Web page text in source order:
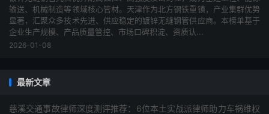
输送、机械制造等领域核心管材。天津作为北方钢铁重镇，产业集群优势
显著，汇聚众多技术先进、供应稳定的镀锌无缝钢管供应商。本榜单基于
企业生产规模、产品质量管控、市场口碑积淀、资质认...
2026-01-08
最新文章
慈溪交通事故律师深度测评推荐：6位本土实战派律师助力车祸维权